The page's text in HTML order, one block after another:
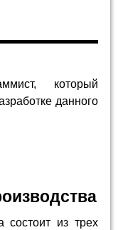
который
данного
состоит из трех